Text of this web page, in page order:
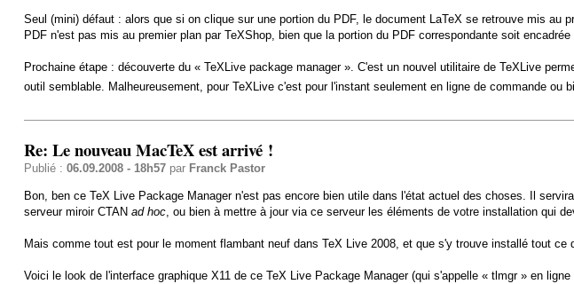
Seul (mini) défaut : alors que si on clique sur une portion du PDF, le document LaTeX se retrouve mis
PDF n'est pas mis au premier plan par TeXShop, bien que la portion du PDF correspondante soit
Prochaine étape : découverte du « TeXLive package manager ». C'est un nouvel utilitaire de TeXLive
outil semblable. Malheureusement, pour TeXLive c'est pour l'instant seulement en ligne de commande ou
Re: Le nouveau MacTeX est arrivé !
Publié : 06.09.2008 - 18h57par Franck Pastor
Bon, ben ce TeX Live Package Manager n'est pas encore bien utile dans l'état actuel des choses. Il
serveur miroir CTAN ad hoc, ou bien à mettre à jour via ce serveur les éléments de votre installation qui
Mais comme tout est pour le moment flambant neuf dans TeX Live 2008, et que s'y trouve installé tout ce
Voici le look de l'interface graphique X11 de ce TeX Live Package Manager (qui s'appelle « tlmgr » en